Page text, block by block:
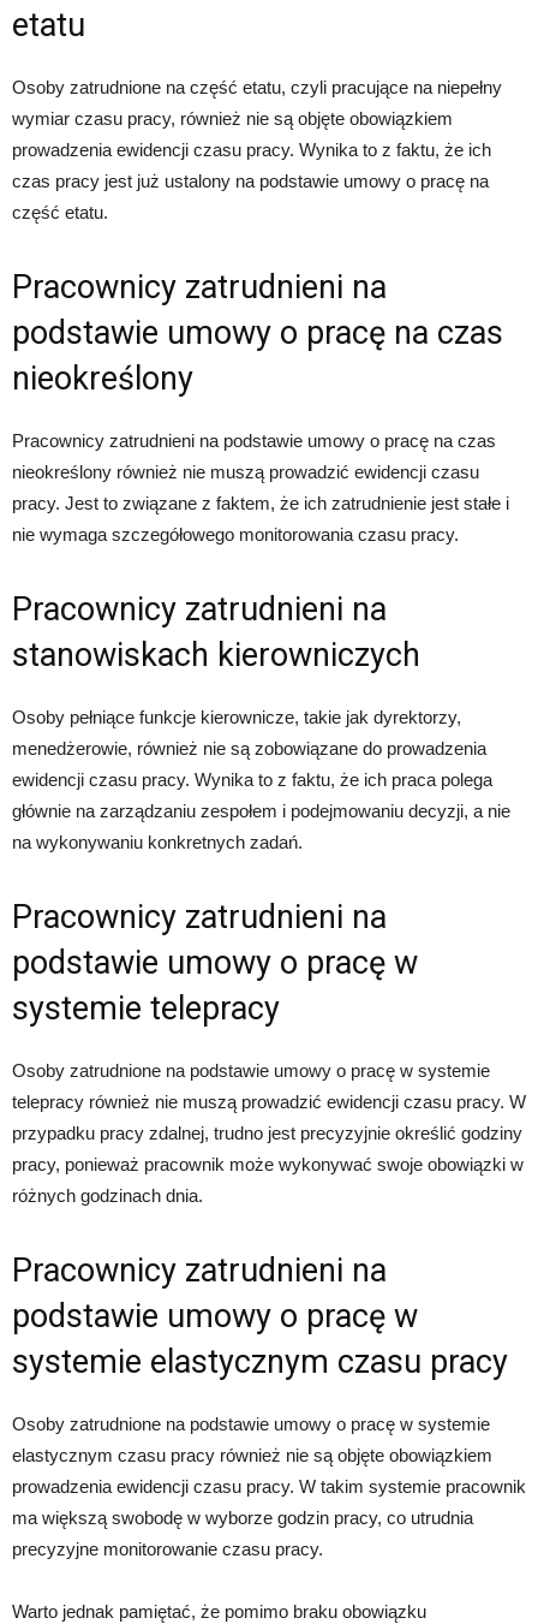
etatu
Osoby zatrudnione na część etatu, czyli pracujące na niepełny
wymiar czasu pracy, również nie są objęte obowiązkiem
prowadzenia ewidencji czasu pracy. Wynika to z faktu, że ich
czas pracy jest już ustalony na podstawie umowy o pracę na
część etatu.
Pracownicy zatrudnieni na
podstawie umowy o pracę na czas
nieokreślony
Pracownicy zatrudnieni na podstawie umowy o pracę na czas
nieokreślony również nie muszą prowadzić ewidencji czasu
pracy. Jest to związane z faktem, że ich zatrudnienie jest stałe i
nie wymaga szczegółowego monitorowania czasu pracy.
Pracownicy zatrudnieni na
stanowiskach kierowniczych
Osoby pełniące funkcje kierownicze, takie jak dyrektorzy,
menedżerowie, również nie są zobowiązane do prowadzenia
ewidencji czasu pracy. Wynika to z faktu, że ich praca polega
głównie na zarządzaniu zespołem i podejmowaniu decyzji, a nie
na wykonywaniu konkretnych zadań.
Pracownicy zatrudnieni na
podstawie umowy o pracę w
systemie telepracy
Osoby zatrudnione na podstawie umowy o pracę w systemie
telepracy również nie muszą prowadzić ewidencji czasu pracy. W
przypadku pracy zdalnej, trudno jest precyzyjnie określić godziny
pracy, ponieważ pracownik może wykonywać swoje obowiązki w
różnych godzinach dnia.
Pracownicy zatrudnieni na
podstawie umowy o pracę w
systemie elastycznym czasu pracy
Osoby zatrudnione na podstawie umowy o pracę w systemie
elastycznym czasu pracy również nie są objęte obowiązkiem
prowadzenia ewidencji czasu pracy. W takim systemie pracownik
ma większą swobodę w wyborze godzin pracy, co utrudnia
precyzyjne monitorowanie czasu pracy.
Warto jednak pamiętać, że pomimo braku obowiązku